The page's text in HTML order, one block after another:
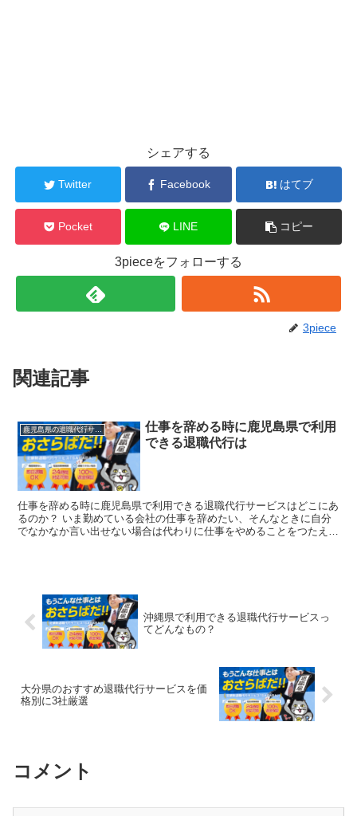
シェアする
Twitter Facebook はてブ
Pocket LINE コピー
3pieceをフォローする
3piece
関連記事
鹿児島県の退職代行サービス
仕事を辞める時に鹿児島県で利用
できる退職代行は
仕事を辞める時に鹿児島県で利用できる退職代行サービスはどこにあ
るのか？ いま勤めている会社の仕事を辞めたい、そんなときに自分
でなかなか言い出せない場合は代わりに仕事をやめることをつたえて
沖縄県で利用できる退職代行サービスっ
てどんなもの？
大分県のおすすめ退職代行サービスを価
格別に3社厳選
コメント